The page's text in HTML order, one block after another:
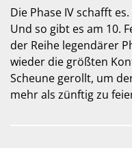
Die Phase IV schafft
Und so gibt es am 10.
der Reihe legendärer
wieder die größten
Scheune gerollt, um
mehr als zünftig zu